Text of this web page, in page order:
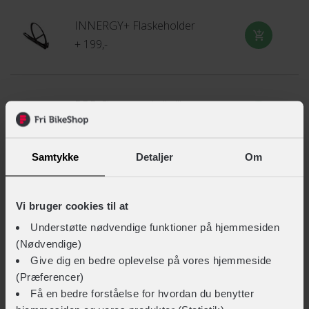
Samtykke Detaljer Om
Vi bruger cookies til at
Understøtte nødvendige funktioner på hjemmesiden
(Nødvendige)
Give dig en bedre oplevelse på vores hjemmeside
(Præferencer)
Få en bedre forståelse for hvordan du benytter
Denne hjelm er udstyret med MIPS, som er en
revolutionerende teknologi, der består af en bevægelig skal
beskyttelse, giver en bedre samlet beskyttelse mod vinklede
slag.
Lær mere
INNERGY+ Flaskeholder
+ 199,-
BBB Chester cykelbriller
+ 339,-
+ 999,-
FUSION Technical Merino Neck Gaiter
+ 249,-